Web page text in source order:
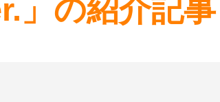
」の紹介記事